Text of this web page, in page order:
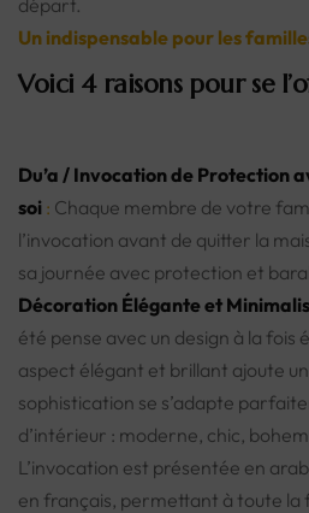
Un indispensable pour les
Voici 4 raisons pour se
Du’a / Invocation de Protection
soi : Chaque membre de votre
l’invocation avant de quitter la
sa journée avec protection et
Décoration Élégante et
été pense avec un design à la fois
aspect élégant et brillant ajoute
sophistication se s’adapte
d’intérieur : moderne, chic,
L’invocation est présentée en
en français, permettant à toute la